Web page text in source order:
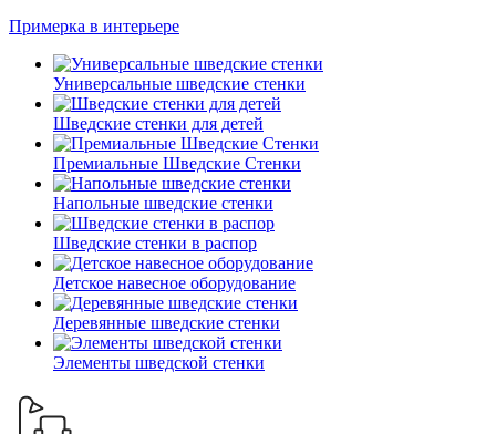
Примерка в интерьере
Универсальные шведские стенки
Шведские стенки для детей
Премиальные Шведские Стенки
Напольные шведские стенки
Шведские стенки в распор
Детское навесное оборудование
Деревянные шведские стенки
Элементы шведской стенки